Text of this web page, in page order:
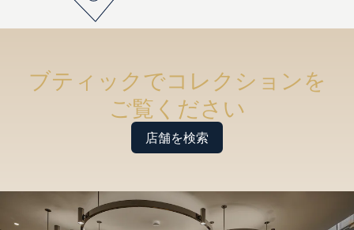
ブティックでコレクションを
ご覧ください
店舗を検索